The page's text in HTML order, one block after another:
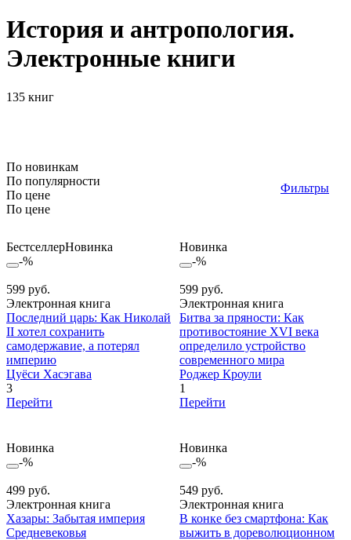
История и антропология.
Электронные книги
135 книг
По новинкам
По популярности
По цене
По цене
Фильтры
БестселлерНовинка
-%
599 руб.
Электронная книга
Последний царь: Как Николай
II хотел сохранить
самодержавие, а потерял
империю
Цуёси Хасэгава
3
Перейти
Новинка
-%
599 руб.
Электронная книга
Битва за пряности: Как
противостояние XVI века
определило устройство
современного мира
Роджер Кроули
1
Перейти
Новинка
-%
499 руб.
Электронная книга
Хазары: Забытая империя
Средневековья
Новинка
-%
549 руб.
Электронная книга
В конке без смартфона: Как
выжить в дореволюционном